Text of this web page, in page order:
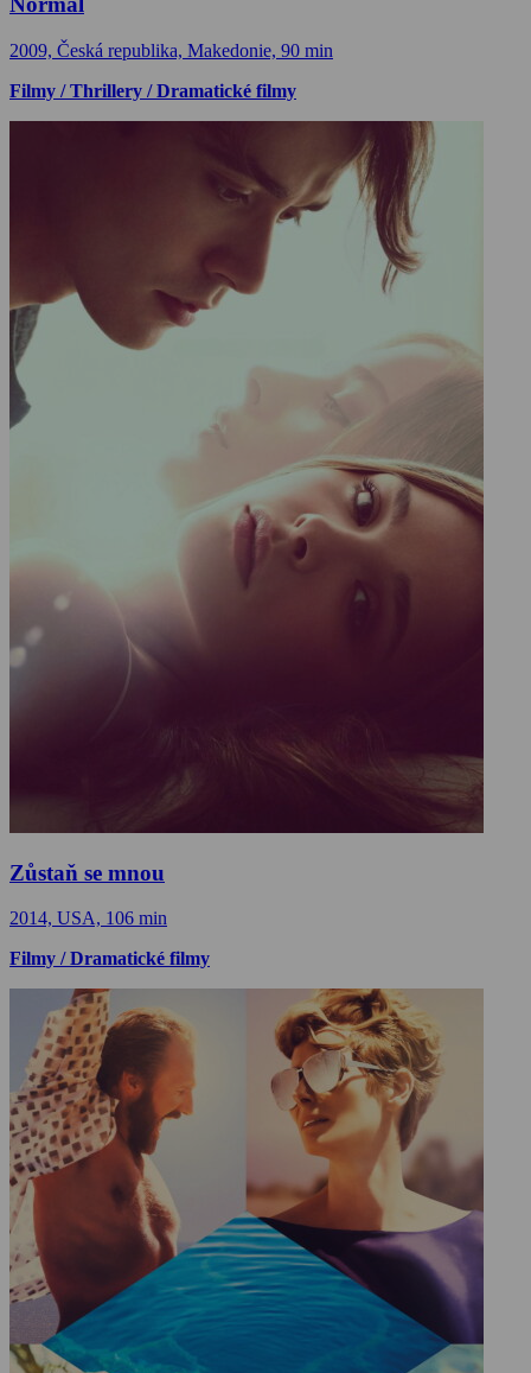
2009, Česká republika, Makedonie, 90 min
Filmy / Thrillery / Dramatické filmy
Zůstaň se mnou
2014, USA, 106 min
Filmy / Dramatické filmy